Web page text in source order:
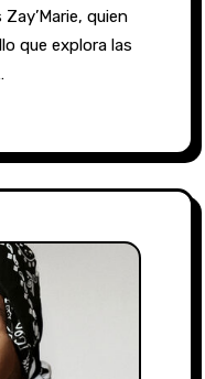
quien
que explora las